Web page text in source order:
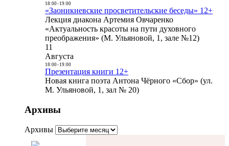
18:00- 19:00
«Заоникиевские просветительские беседы» 12+
Лекция диакона Артемия Овчаренко
«Актуальность красоты на пути духовного
преображения» (М. Ульяновой, 1, зале №12)
11
Августа
18:00- 19:00
Презентация книги 12+
Новая книга поэта Антона Чёрного «Сбор» (ул.
М. Ульяновой, 1, зал № 20)
Архивы
Архивы